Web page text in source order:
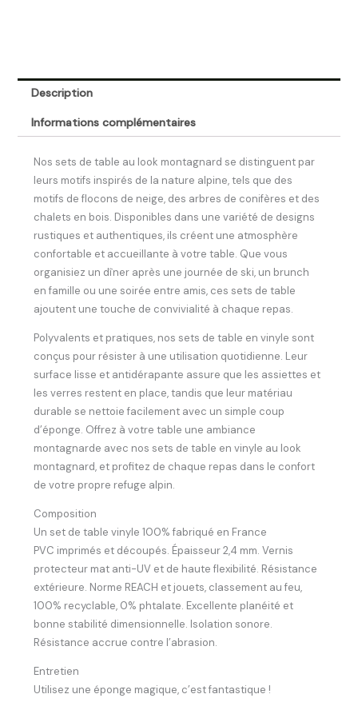
Description
Informations complémentaires
Nos sets de table au look montagnard se distinguent par
leurs motifs inspirés de la nature alpine, tels que des
motifs de flocons de neige, des arbres de conifères et des
chalets en bois. Disponibles dans une variété de designs
rustiques et authentiques, ils créent une atmosphère
confortable et accueillante à votre table. Que vous
organisiez un dîner après une journée de ski, un brunch
en famille ou une soirée entre amis, ces sets de table
ajoutent une touche de convivialité à chaque repas.
Polyvalents et pratiques, nos sets de table en vinyle sont
conçus pour résister à une utilisation quotidienne. Leur
surface lisse et antidérapante assure que les assiettes et
les verres restent en place, tandis que leur matériau
durable se nettoie facilement avec un simple coup
d’éponge. Offrez à votre table une ambiance
montagnarde avec nos sets de table en vinyle au look
montagnard, et profitez de chaque repas dans le confort
de votre propre refuge alpin.
Composition
Un set de table vinyle 100% fabriqué en France
­­­­­­PVC imprimés et découpés. Épaisseur 2,4 mm. Vernis
protecteur mat anti-UV et de haute flexibilité. Résistance
extérieure. Norme REACH et jouets, classement au feu,
100% recyclable, 0% phtalate. Excellente planéité et
bonne stabilité dimensionnelle. Isolation sonore.
Résistance accrue contre l’abrasion.
Entretien
Utilisez une éponge magique, c’est fantastique !